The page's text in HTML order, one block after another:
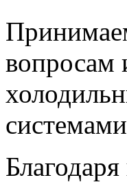
вопросам